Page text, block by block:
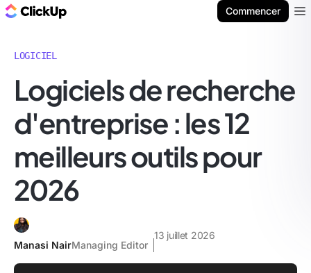
Commencer
LOGICIEL
Logiciels de recherche
d'entreprise : les 12
meilleurs outils pour
2026
Manasi NairManaging Editor
13 juillet 2026